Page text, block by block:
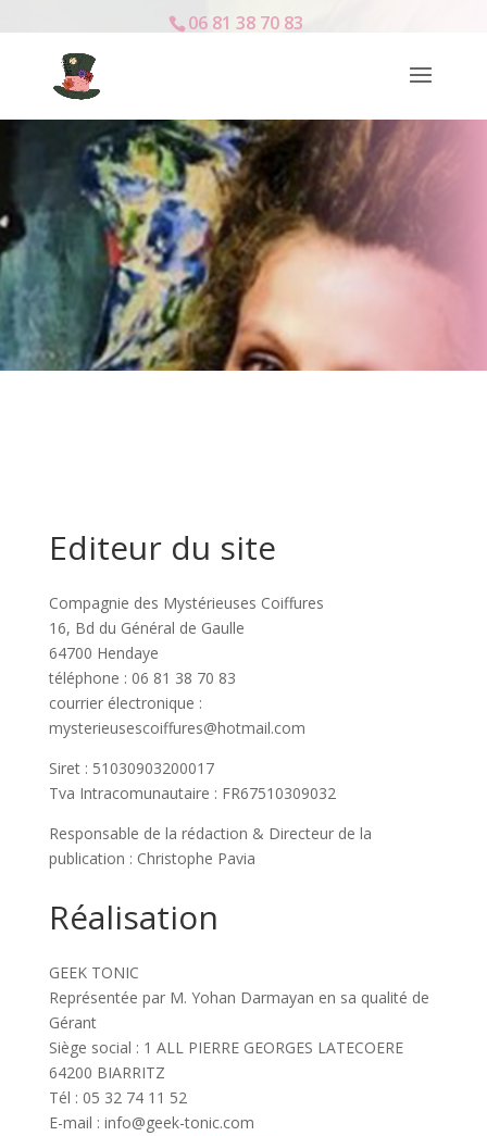
06 81 38 70 83
Mentions légales
Mystérieuses Coiffures
Editeur du site
Compagnie des Mystérieuses Coiffures
16, Bd du Général de Gaulle
64700 Hendaye
téléphone : 06 81 38 70 83
courrier électronique :
mysterieusescoiffures@hotmail.com
Siret : 51030903200017
Tva Intracomunautaire : FR67510309032
Responsable de la rédaction & Directeur de la
publication : Christophe Pavia
Réalisation
GEEK TONIC
Représentée par M. Yohan Darmayan en sa qualité de
Gérant
Siège social : 1 ALL PIERRE GEORGES LATECOERE
64200 BIARRITZ
Tél : 05 32 74 11 52
E-mail : info@geek-tonic.com